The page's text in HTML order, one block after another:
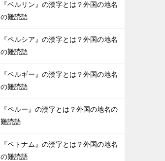
『ベルリン』の漢字とは？外国の地名
の難読語
『ペルシア』の漢字とは？外国の地名
の難読語
『ベルギー』の漢字とは？外国の地名
の難読語
『ペルー』の漢字とは？外国の地名の
難読語
『ベトナム』の漢字とは？外国の地名
の難読語